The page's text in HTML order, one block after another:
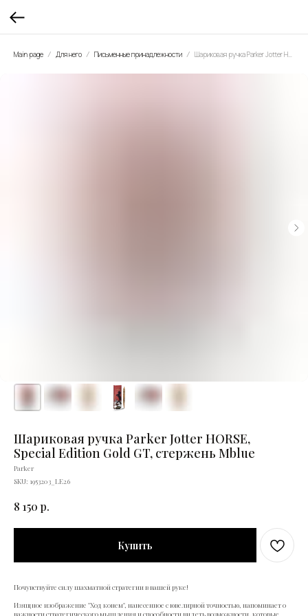
Main page Для него Письменные принадлежности
Шариковая ручка Parker Jotter HORSE,
Special Edition Gold GT, стержень Мblue
Parker
SKU: 1953203_LE26
8 150 р.
Купить
Почувствуйте силу шахматной стратегии в вашей руке!
Изящное изображение "Ход конем", нанесенное с ювелирной точностью, напоминает о
важности стратегического мышления и способности видеть возможности, которые